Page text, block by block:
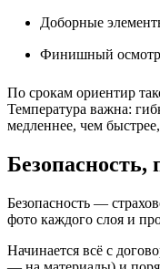
Доборные
Финишный осмотр:
По срокам ориентир
Температура важна:
медленнее, чем
Безопасность,
Безопасность —
фото каждого слоя и
Начинается всё с